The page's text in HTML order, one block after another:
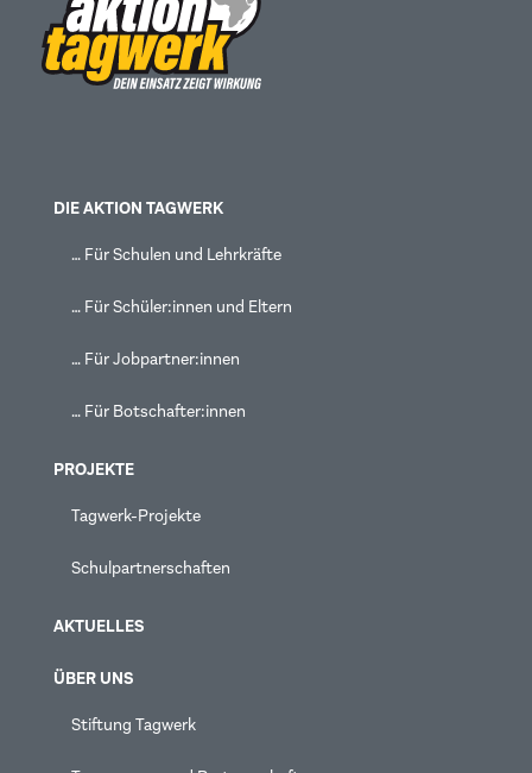
DIE AKTION TAGWERK
… Für Schulen und Lehrkräfte
… Für Schüler:innen und Eltern
… Für Jobpartner:innen
… Für Botschafter:innen
PROJEKTE
Tagwerk-Projekte
Schulpartnerschaften
AKTUELLES
ÜBER UNS
Stiftung Tagwerk